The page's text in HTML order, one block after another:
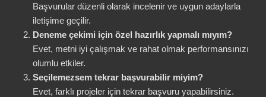
Başvurular düzenli olarak incelenir ve uygun adaylarla
iletişime geçilir.
Deneme çekimi için özel hazırlık yapmalı mıyım?
Evet, metni iyi çalışmak ve rahat olmak performansınızı
olumlu etkiler.
Seçilemezsem tekrar başvurabilir miyim?
Evet, farklı projeler için tekrar başvuru yapabilirsiniz.